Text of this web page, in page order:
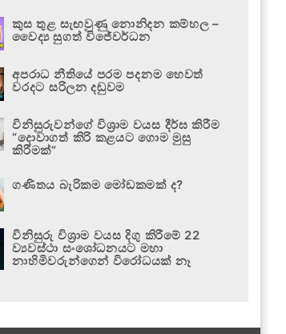
කුස තුළ සැඟවුණු නොනිදන කම්හල –
වෛද්‍ය සුගත් විජේවර්ධන
අපරාධ නීතියේ පරම පදනම හෙවත්
වරදට සරිලන දඬුවම
විනිසුරුවන්ගේ විශ්‍රාම වයස දීර්ඝ කිරීම
“දොවාගත් කිරි කළයට ගොම මුසු
කිරීමක්”
ගණිතය බැරිකම මෝඩකමක් ද?
විනිසුරු විශ්‍රාම වයස දිගු කිරීමේ 22
ව්‍යවස්ථා සංශෝධනයට මහා
නාහිමිවරුන්ගෙන් විරෝධයක් නෑ